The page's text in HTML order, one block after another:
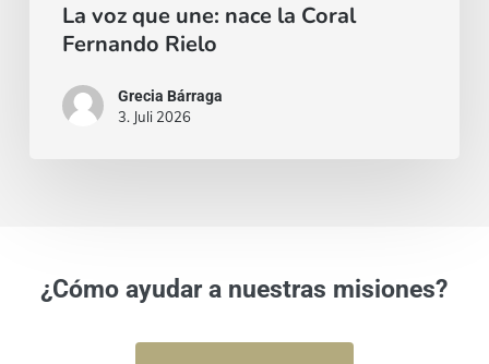
La voz que une: nace la Coral
Fernando Rielo
Grecia Bárraga
3. Juli 2026
¿Cómo ayudar a nuestras misiones?